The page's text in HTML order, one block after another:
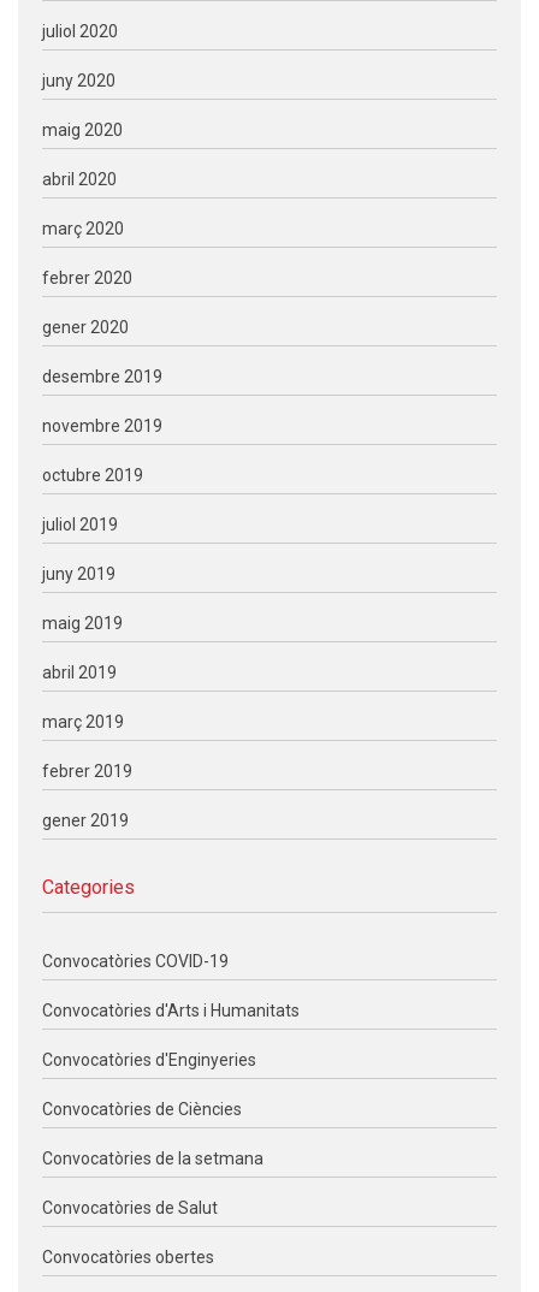
juliol 2020
juny 2020
maig 2020
abril 2020
març 2020
febrer 2020
gener 2020
desembre 2019
novembre 2019
octubre 2019
juliol 2019
juny 2019
maig 2019
abril 2019
març 2019
febrer 2019
gener 2019
Categories
Convocatòries COVID-19
Convocatòries d'Arts i Humanitats
Convocatòries d'Enginyeries
Convocatòries de Ciències
Convocatòries de la setmana
Convocatòries de Salut
Convocatòries obertes